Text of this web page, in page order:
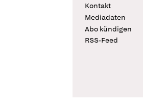
Kontakt
Mediadaten
Abo kündigen
RSS-Feed